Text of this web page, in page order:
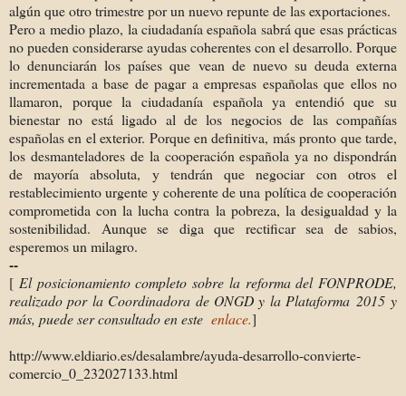
algún que otro trimestre por un nuevo repunte de las exportaciones.
Pero a medio plazo, la ciudadanía española sabrá que esas prácticas
no pueden considerarse ayudas coherentes con el desarrollo. Porque
lo denunciarán los países que vean de nuevo su deuda externa
incrementada a base de pagar a empresas españolas que ellos no
llamaron, porque la ciudadanía española ya entendió que su
bienestar no está ligado al de los negocios de las compañías
españolas en el exterior. Porque en definitiva, más pronto que tarde,
los desmanteladores de la cooperación española ya no dispondrán
de mayoría absoluta, y tendrán que negociar con otros el
restablecimiento urgente y coherente de una política de cooperación
comprometida con la lucha contra la pobreza, la desigualdad y la
sostenibilidad. Aunque se diga que rectificar sea de sabios,
esperemos un milagro.
--
[ El posicionamiento completo sobre la reforma del FONPRODE,
realizado por la Coordinadora de ONGD y la Plataforma 2015 y
más, puede ser consultado en este enlace.]
http://www.eldiario.es/desalambre/ayuda-desarrollo-convierte-
comercio_0_232027133.html